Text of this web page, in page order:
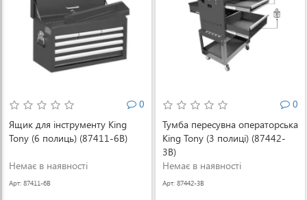
0
Ящик для інструменту King
Tony (6 полиць) (87411-6B)
Немає в наявності
Арт: 87411-6B
0
Тумба пересувна операторська
King Tony (3 полиці) (87442-
3B)
Немає в наявності
Арт: 87442-3B